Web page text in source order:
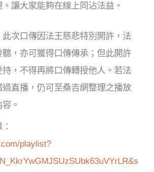
讓大家能夠在線上同沾法益。
次口傳因法王慈悲特別開許，法
，亦可獲得口傳傳承；但此開許
，不得再將口傳轉授他人。若法
直播，仍可至桑吉網整理之播放
。
playlist?